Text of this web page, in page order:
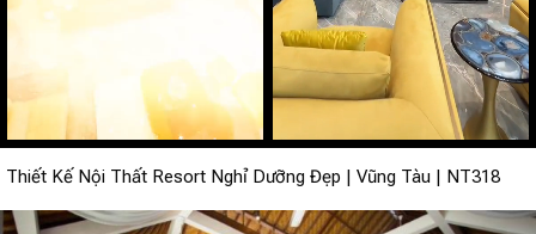
Thiết Kế Nội Thất Resort Nghỉ Dưỡng Đẹp | Vũng Tàu | NT318